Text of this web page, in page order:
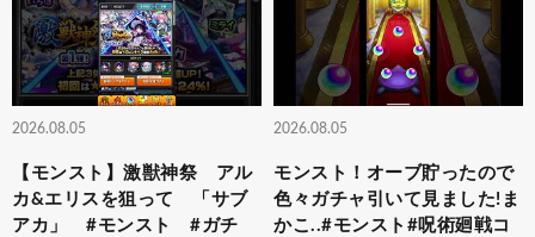
2026.08.05
【モンスト】激獣神祭 アル
カ&エリスを狙って 「サブ
アカ」 #モンスト #ガチ
2026.08.05
モンスト！オーブ貯ったので
色々ガチャ引いて見ました!ま
かこ..#モンスト#呪術廻戦コ